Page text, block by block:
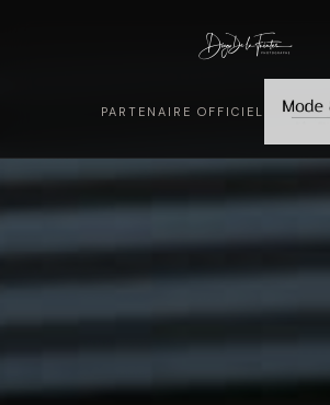
PARTENAIRE OFFICIEL